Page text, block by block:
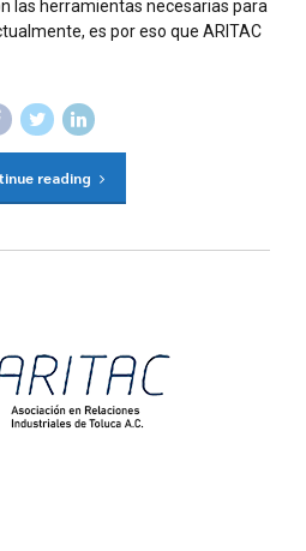
las herramientas necesarias para
es por eso que ARITAC
reading